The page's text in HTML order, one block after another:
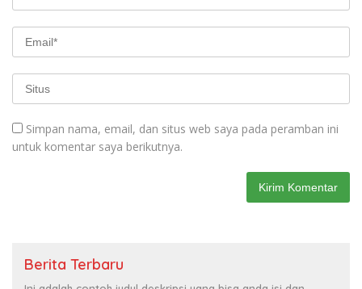
Simpan nama, email, dan situs web saya pada peramban ini
untuk komentar saya berikutnya.
Berita Terbaru